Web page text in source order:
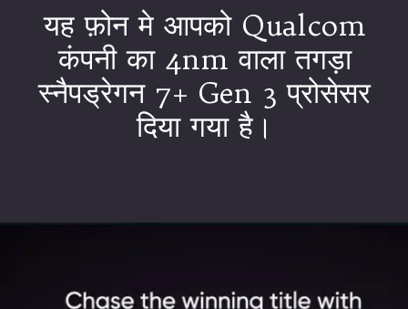
यह फ़ोन मे आपको Qualcom
कंपनी का 4nm वाला तगड़ा
स्नैपड्रेगन 7+ Gen 3 प्रोसेसर
दिया गया है।